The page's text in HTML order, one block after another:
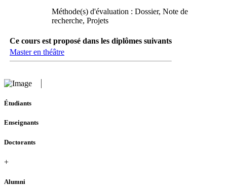
Méthode(s) d'évaluation : Dossier, Note de
recherche, Projets
Ce cours est proposé dans les diplômes suivants
Master en théâtre
Étudiants
Enseignants
Doctorants
+
Alumni